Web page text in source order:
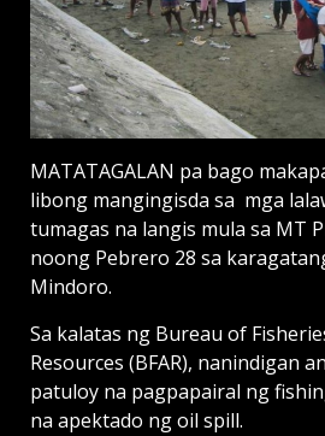
MATATAGALAN pa bago
libong mangingisda sa mga
tumagas na langis mula sa MT
noong Pebrero 28 sa
Mindoro.
Sa kalatas ng Bureau of
Resources (BFAR), nanindigan
patuloy na pagpapairal ng
na apektado ng oil spill.